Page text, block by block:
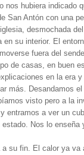
nos hubiera indicado
San Antón con una
desmochada
en su interior. El
fuera del
de casas, en buen
en la era
más. Desandamos el
visto pero a la
entramos a ver un
estado. Nos lo
a su fin. El calor ya va